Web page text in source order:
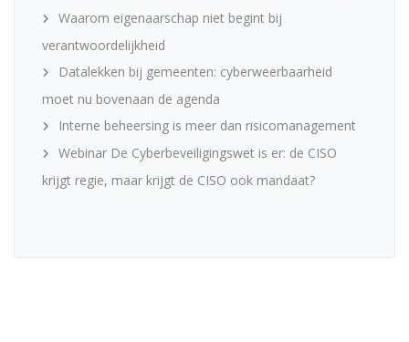
Waarom eigenaarschap niet begint bij
verantwoordelijkheid
Datalekken bij gemeenten: cyberweerbaarheid
moet nu bovenaan de agenda
Interne beheersing is meer dan risicomanagement
Webinar De Cyberbeveiligingswet is er: de CISO
krijgt regie, maar krijgt de CISO ook mandaat?